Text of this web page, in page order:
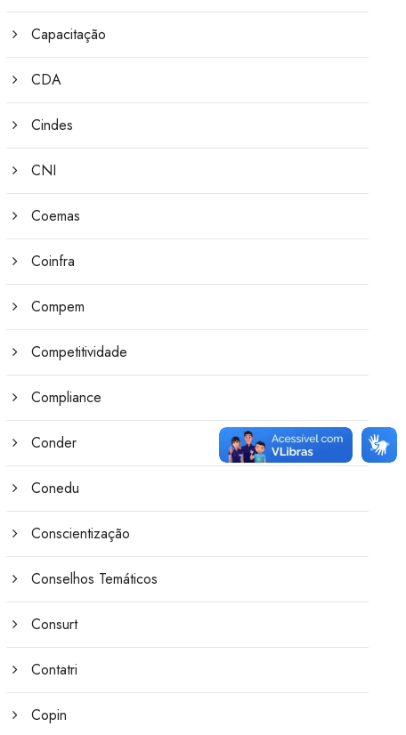
Capacitação
CDA
Cindes
CNI
Coemas
Coinfra
Compem
Competitividade
Compliance
Conder
Conedu
Conscientização
Conselhos Temáticos
Consurt
Contatri
Copin